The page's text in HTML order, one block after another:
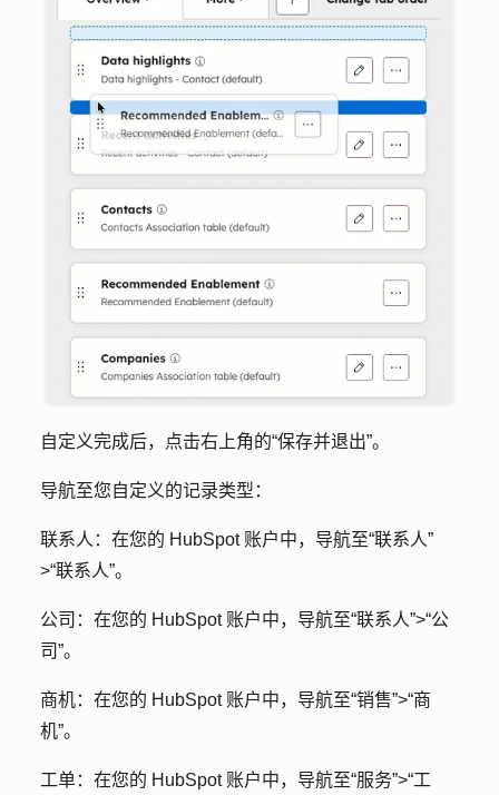
自定义完成后，点击右上角的“保存并退出”。
导航至您自定义的记录类型：
联系人： 在您的 HubSpot 账户中，导航至“联系人”
>“联系人”。
公司： 在您的 HubSpot 账户中，导航至“联系人”>“公
司”。
商机： 在您的 HubSpot 账户中，导航至“销售”>“商
机”。
工单： 在您的 HubSpot 账户中，导航至“服务”>“工